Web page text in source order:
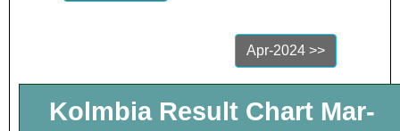
Apr-2024 >>
Kolmbia Result Chart Mar-